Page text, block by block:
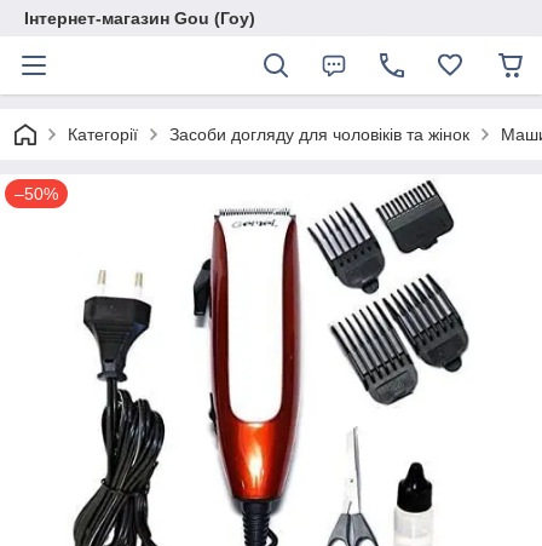
Інтернет-магазин Gou (Гоу)
Категорії Засоби догляду для чоловіків та жінок
–50%